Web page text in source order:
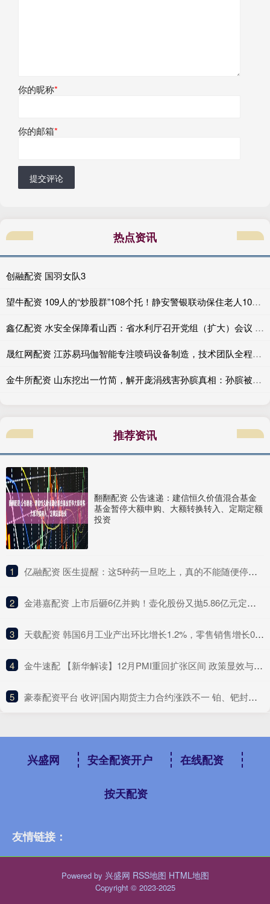
你的昵称*
你的邮箱*
提交评论
热点资讯
创融配资 国羽女队3
望牛配资 109人的“炒股群”108个托！静安警银联动保住老人10万元
鑫亿配资 水安全保障看山西：省水利厅召开党组（扩大）会议 传达学习贯彻全国两会精神
晟红网配资 江苏易玛伽智能专注喷码设备制造，技术团队全程严格把控。提供高解析喷码机、小字符喷码机及激光喷码机，保障标识清晰稳定运行
金牛所配资 山东挖出一竹简，解开庞涓残害孙膑真相：孙膑被挖掉膝盖骨真不冤_田忌_竹筒_齐国
推荐资讯
翻翻配资 公告速递：建信恒久价值混合基金
基金暂停大额申购、大额转换转入、定期定额
投资
1 ​亿融配资 医生提醒：这5种药一旦吃上，真的不能随便停！突然停服风险大
2 ​金港嘉配资 上市后砸6亿并购！壶化股份又抛5.86亿元定增，短期偿债压力明显，去年营收净利双降
3 ​天载配资 韩国6月工业产出环比增长1.2%，零售销售增长0.5%
4 ​金牛速配 【新华解读】12月PMI重回扩张区间 政策显效与信心改善共促经济回升向好
5 ​豪泰配资平台 收评|国内期货主力合约涨跌不一 铂、钯封跌停板
兴盛网 安全配资开户 在线配资
按天配资
友情链接：
Powered by 兴盛网 RSS地图 HTML地图
Copyright © 2023-2025